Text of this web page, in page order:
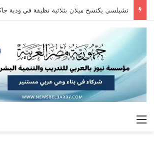
تشيلسي يكتسح ميلان بثلاثية نظيفة في ودية جاكرتا
القائمة